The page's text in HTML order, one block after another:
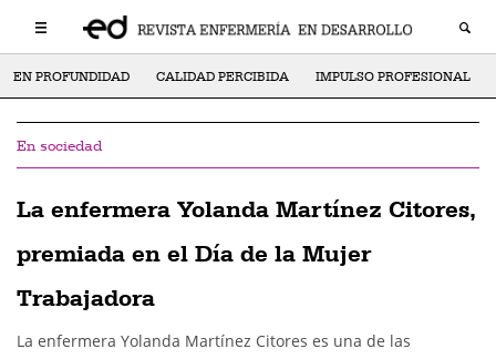
EN PROFUNDIDAD CALIDAD PERCIBIDA IMPULSO PROFESIONAL
En sociedad
La enfermera Yolanda Martínez Citores,
premiada en el Día de la Mujer
Trabajadora
La enfermera Yolanda Martínez Citores es una de las